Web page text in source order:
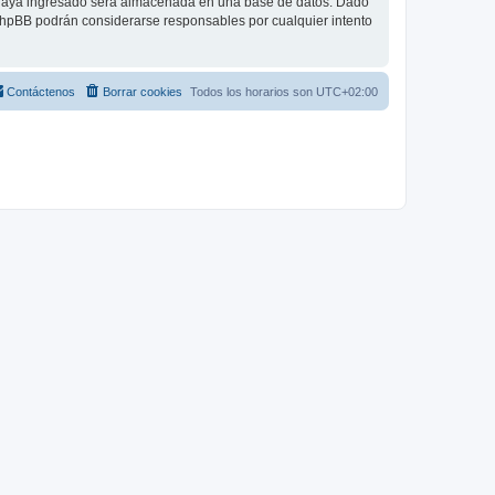
podrán considerarse responsables por cualquier intento
Todos los horarios son UTC+02:00
Borrar cookies
Contáctenos